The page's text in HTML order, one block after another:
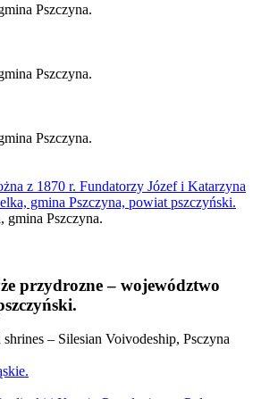
Pszczyna.
Pszczyna.
Pszczyna.
gmina Pszczyna.
przydrozne – województwo
shrines – Silesian Voivodeship, Psczyna